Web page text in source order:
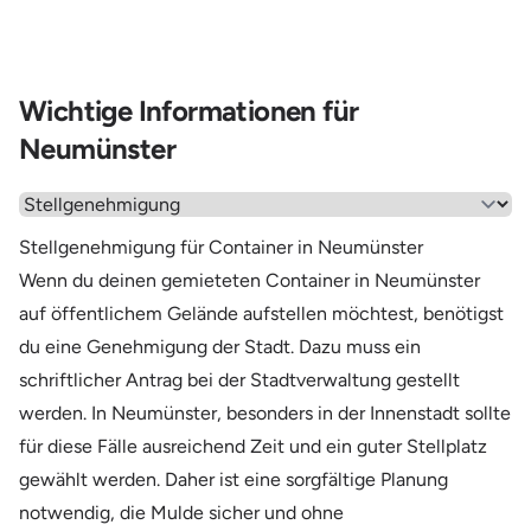
Wichtige Informationen für
Neumünster
Wähle einen Menüpunkt aus
Stellgenehmigung für Container in Neumünster
Wenn du deinen gemieteten Container in Neumünster
auf öffentlichem Gelände aufstellen möchtest, benötigst
du eine Genehmigung der Stadt. Dazu muss ein
schriftlicher Antrag bei der Stadtverwaltung gestellt
werden. In Neumünster, besonders in der Innenstadt sollte
für diese Fälle ausreichend Zeit und ein guter Stellplatz
gewählt werden. Daher ist eine sorgfältige Planung
notwendig, die Mulde sicher und ohne